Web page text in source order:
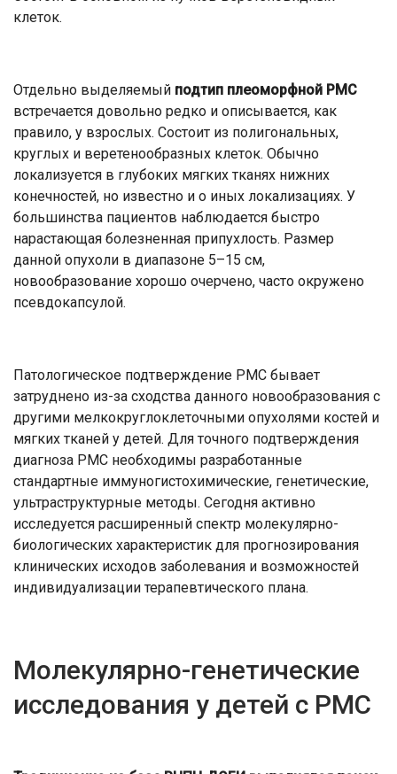
клеток.
Отдельно выделяемый подтип плеоморфной РМС
встречается довольно редко и описывается, как
правило, у взрослых. Состоит из полигональных,
круглых и веретенообразных клеток. Обычно
локализуется в глубоких мягких тканях нижних
конечностей, но известно и о иных локализациях. У
большинства пациентов наблюдается быстро
нарастающая болезненная припухлость. Размер
данной опухоли в диапазоне 5–15 см,
новообразование хорошо очерчено, часто окружено
псевдокапсулой.
Патологическое подтверждение РМС бывает
затруднено из-за сходства данного новообразования с
другими мелкокруглоклеточными опухолями костей и
мягких тканей у детей. Для точного подтверждения
диагноза РМС необходимы разработанные
стандартные иммуногистохимические, генетические,
ультраструктурные методы. Сегодня активно
исследуется расширенный спектр молекулярно-
биологических характеристик для прогнозирования
клинических исходов заболевания и возможностей
индивидуализации терапевтического плана.
Молекулярно-генетические
исследования у детей с РМС